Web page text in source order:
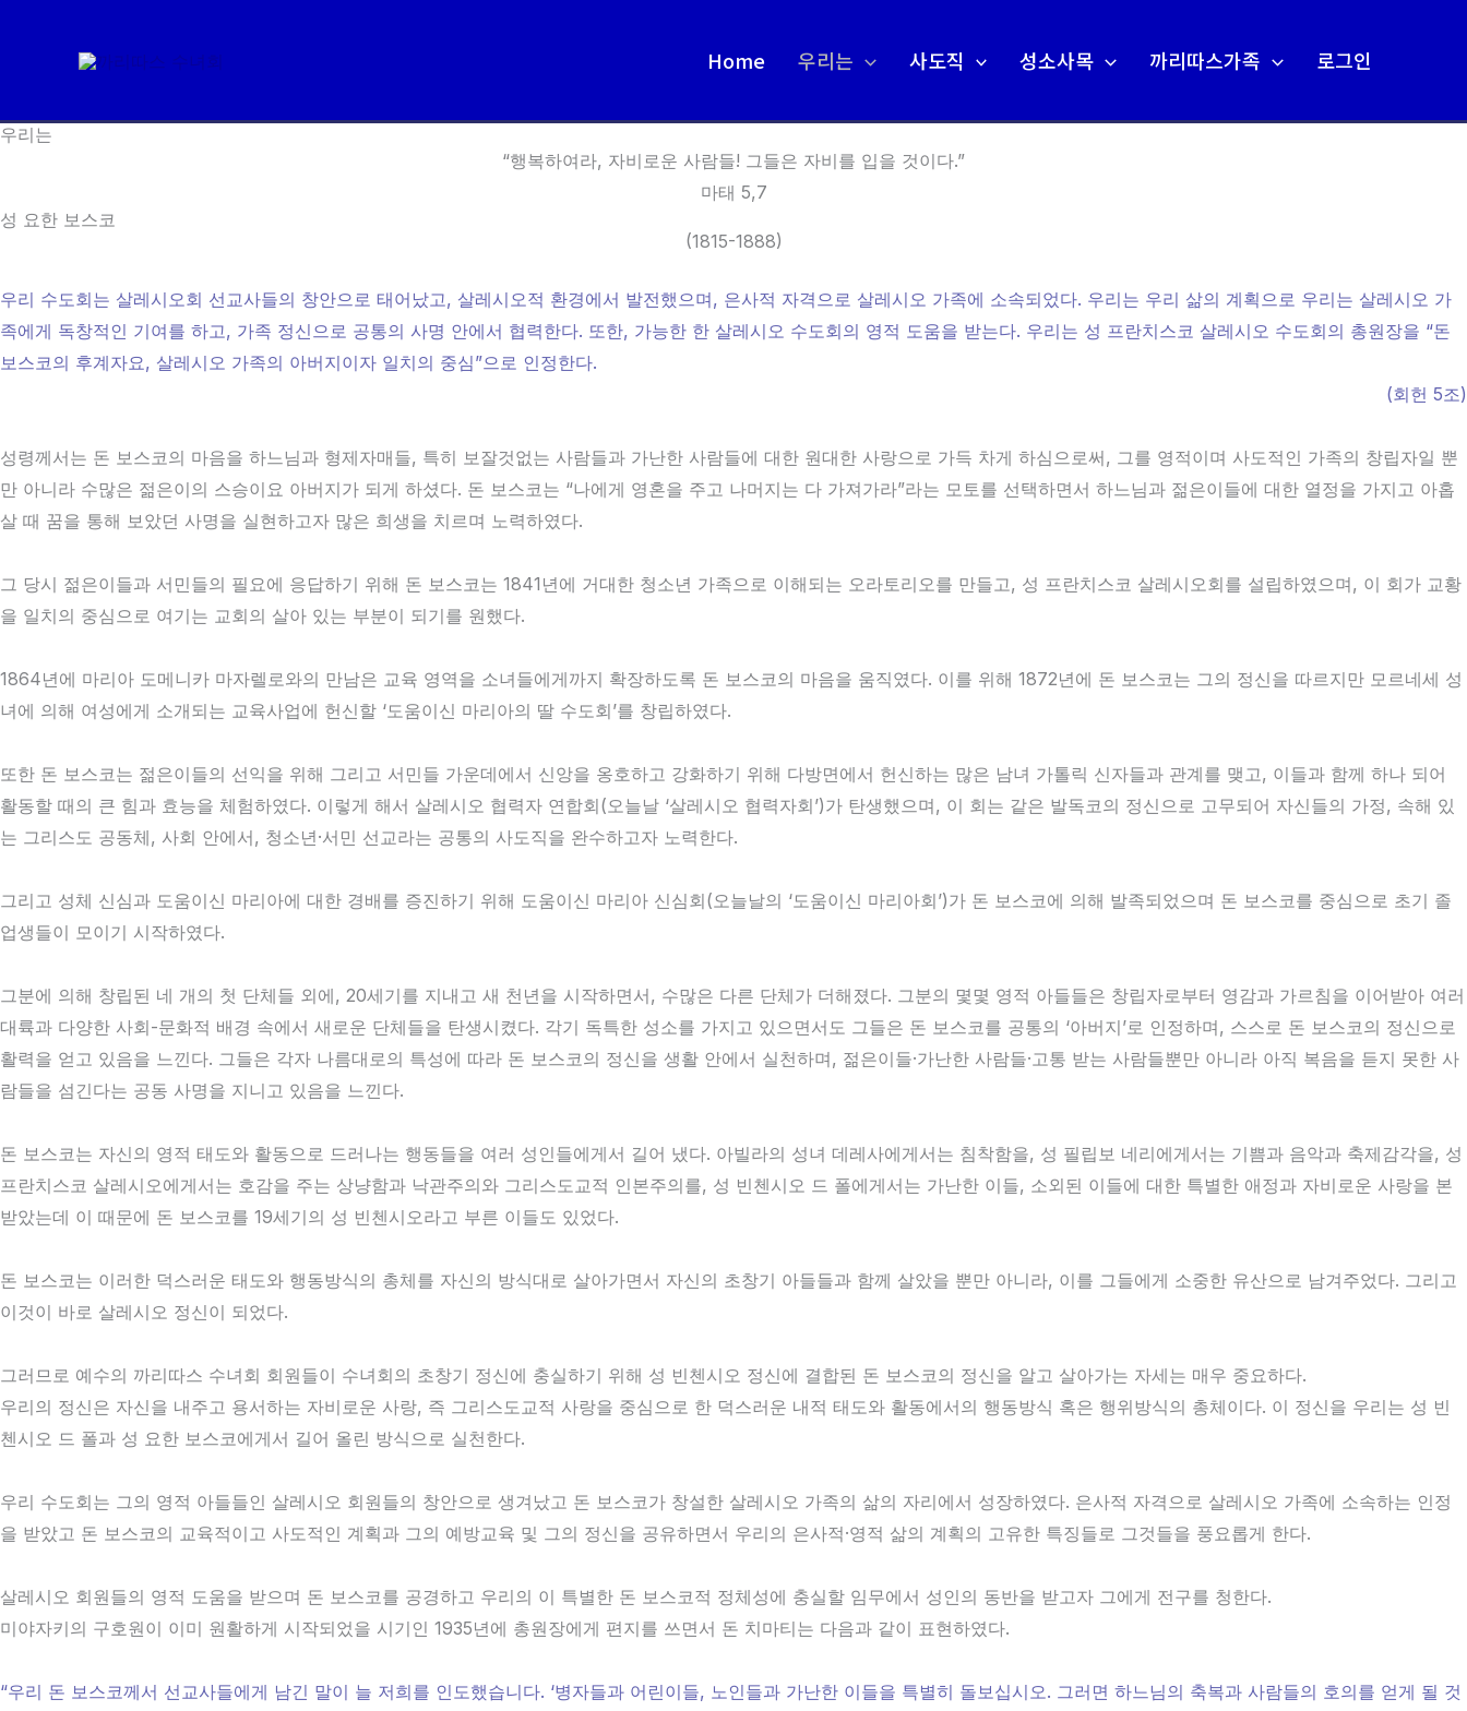
건
기
Home 우리는 사도직 성소사목 까리따스가족 로그인
우리는
“행복하여라, 자비로운 사람들! 그들은 자비를 입을 것이다.”
마태 5,7
성 요한 보스코
(1815-1888)
우리 수도회는 살레시오회 선교사들의 창안으로 태어났고, 살레시오적 환경에서 발전했으며, 은사적 자격으로 살레시오 가족에 소속되었다. 우리는 우리 삶의 계획으로 우리는 살레시오 가
족에게 독창적인 기여를 하고, 가족 정신으로 공통의 사명 안에서 협력한다. 또한, 가능한 한 살레시오 수도회의 영적 도움을 받는다. 우리는 성 프란치스코 살레시오 수도회의 총원장을 “돈
보스코의 후계자요, 살레시오 가족의 아버지이자 일치의 중심”으로 인정한다.
(회헌 5조)
성령께서는 돈 보스코의 마음을 하느님과 형제자매들, 특히 보잘것없는 사람들과 가난한 사람들에 대한 원대한 사랑으로 가득 차게 하심으로써, 그를 영적이며 사도적인 가족의 창립자일 뿐
만 아니라 수많은 젊은이의 스승이요 아버지가 되게 하셨다. 돈 보스코는 “나에게 영혼을 주고 나머지는 다 가져가라”라는 모토를 선택하면서 하느님과 젊은이들에 대한 열정을 가지고 아홉
살 때 꿈을 통해 보았던 사명을 실현하고자 많은 희생을 치르며 노력하였다.
그 당시 젊은이들과 서민들의 필요에 응답하기 위해 돈 보스코는 1841년에 거대한 청소년 가족으로 이해되는 오라토리오를 만들고, 성 프란치스코 살레시오회를 설립하였으며, 이 회가 교황
을 일치의 중심으로 여기는 교회의 살아 있는 부분이 되기를 원했다.
1864년에 마리아 도메니카 마자렐로와의 만남은 교육 영역을 소녀들에게까지 확장하도록 돈 보스코의 마음을 움직였다. 이를 위해 1872년에 돈 보스코는 그의 정신을 따르지만 모르네세 성
녀에 의해 여성에게 소개되는 교육사업에 헌신할 ‘도움이신 마리아의 딸 수도회’를 창립하였다.
또한 돈 보스코는 젊은이들의 선익을 위해 그리고 서민들 가운데에서 신앙을 옹호하고 강화하기 위해 다방면에서 헌신하는 많은 남녀 가톨릭 신자들과 관계를 맺고, 이들과 함께 하나 되어
활동할 때의 큰 힘과 효능을 체험하였다. 이렇게 해서 살레시오 협력자 연합회(오늘날 ‘살레시오 협력자회’)가 탄생했으며, 이 회는 같은 발독코의 정신으로 고무되어 자신들의 가정, 속해 있
는 그리스도 공동체, 사회 안에서, 청소년·서민 선교라는 공통의 사도직을 완수하고자 노력한다.
그리고 성체 신심과 도움이신 마리아에 대한 경배를 증진하기 위해 도움이신 마리아 신심회(오늘날의 ‘도움이신 마리아회’)가 돈 보스코에 의해 발족되었으며 돈 보스코를 중심으로 초기 졸
업생들이 모이기 시작하였다.
그분에 의해 창립된 네 개의 첫 단체들 외에, 20세기를 지내고 새 천년을 시작하면서, 수많은 다른 단체가 더해졌다. 그분의 몇몇 영적 아들들은 창립자로부터 영감과 가르침을 이어받아 여러
대륙과 다양한 사회-문화적 배경 속에서 새로운 단체들을 탄생시켰다. 각기 독특한 성소를 가지고 있으면서도 그들은 돈 보스코를 공통의 ‘아버지’로 인정하며, 스스로 돈 보스코의 정신으로
활력을 얻고 있음을 느낀다. 그들은 각자 나름대로의 특성에 따라 돈 보스코의 정신을 생활 안에서 실천하며, 젊은이들·가난한 사람들·고통 받는 사람들뿐만 아니라 아직 복음을 듣지 못한 사
람들을 섬긴다는 공동 사명을 지니고 있음을 느낀다.
돈 보스코는 자신의 영적 태도와 활동으로 드러나는 행동들을 여러 성인들에게서 길어 냈다. 아빌라의 성녀 데레사에게서는 침착함을, 성 필립보 네리에게서는 기쁨과 음악과 축제감각을, 성
프란치스코 살레시오에게서는 호감을 주는 상냥함과 낙관주의와 그리스도교적 인본주의를, 성 빈첸시오 드 폴에게서는 가난한 이들, 소외된 이들에 대한 특별한 애정과 자비로운 사랑을 본
받았는데 이 때문에 돈 보스코를 19세기의 성 빈첸시오라고 부른 이들도 있었다.
돈 보스코는 이러한 덕스러운 태도와 행동방식의 총체를 자신의 방식대로 살아가면서 자신의 초창기 아들들과 함께 살았을 뿐만 아니라, 이를 그들에게 소중한 유산으로 남겨주었다. 그리고
이것이 바로 살레시오 정신이 되었다.
그러므로 예수의 까리따스 수녀회 회원들이 수녀회의 초창기 정신에 충실하기 위해 성 빈첸시오 정신에 결합된 돈 보스코의 정신을 알고 살아가는 자세는 매우 중요하다.
우리의 정신은 자신을 내주고 용서하는 자비로운 사랑, 즉 그리스도교적 사랑을 중심으로 한 덕스러운 내적 태도와 활동에서의 행동방식 혹은 행위방식의 총체이다. 이 정신을 우리는 성 빈
첸시오 드 폴과 성 요한 보스코에게서 길어 올린 방식으로 실천한다.
우리 수도회는 그의 영적 아들들인 살레시오 회원들의 창안으로 생겨났고 돈 보스코가 창설한 살레시오 가족의 삶의 자리에서 성장하였다. 은사적 자격으로 살레시오 가족에 소속하는 인정
을 받았고 돈 보스코의 교육적이고 사도적인 계획과 그의 예방교육 및 그의 정신을 공유하면서 우리의 은사적·영적 삶의 계획의 고유한 특징들로 그것들을 풍요롭게 한다.
살레시오 회원들의 영적 도움을 받으며 돈 보스코를 공경하고 우리의 이 특별한 돈 보스코적 정체성에 충실할 임무에서 성인의 동반을 받고자 그에게 전구를 청한다.
미야자키의 구호원이 이미 원활하게 시작되었을 시기인 1935년에 총원장에게 편지를 쓰면서 돈 치마티는 다음과 같이 표현하였다.
“우리 돈 보스코께서 선교사들에게 남긴 말이 늘 저희를 인도했습니다. ‘병자들과 어린이들, 노인들과 가난한 이들을 특별히 돌보십시오. 그러면 하느님의 축복과 사람들의 호의를 얻게 될 것